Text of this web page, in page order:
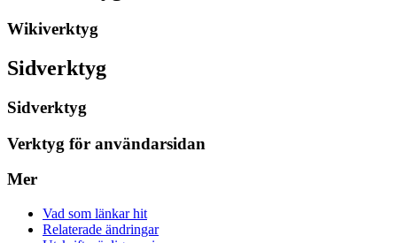
Wikiverktyg
Sidverktyg
Sidverktyg
Verktyg för användarsidan
Mer
Vad som länkar hit
Relaterade ändringar